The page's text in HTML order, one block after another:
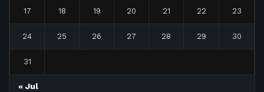
17 18 19 20 21 22 23
24 25 26 27 28 29 30
31
« Jul